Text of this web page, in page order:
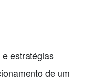
estratégias
de um